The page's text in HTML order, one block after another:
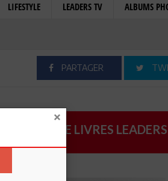
LIFESTYLE LEADERS TV ALBUMS
PARTAGER
CATALOGUE LIVRES